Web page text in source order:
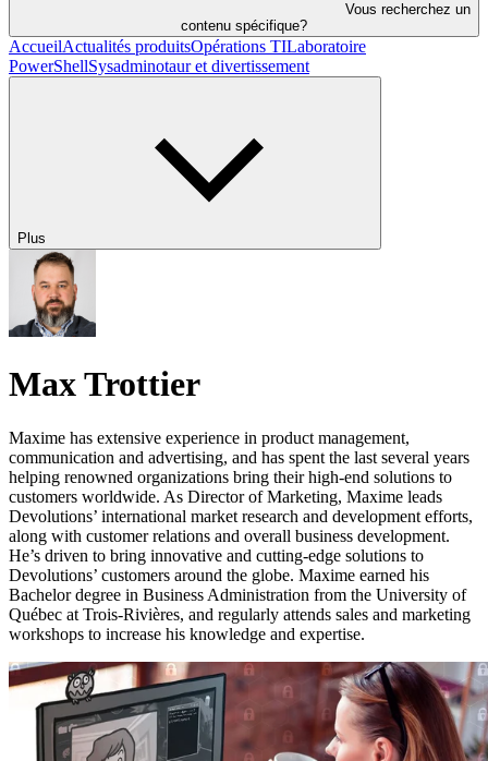
Vous recherchez un
contenu spécifique?
AccueilActualités produitsOpérations TILaboratoire
PowerShellSysadminotaur et divertissement
Plus
Max Trottier
Maxime has extensive experience in product management,
communication and advertising, and has spent the last several years
helping renowned organizations bring their high-end solutions to
customers worldwide. As Director of Marketing, Maxime leads
Devolutions’ international market research and development efforts,
along with customer relations and overall business development.
He’s driven to bring innovative and cutting-edge solutions to
Devolutions’ customers around the globe. Maxime earned his
Bachelor degree in Business Administration from the University of
Québec at Trois-Rivières, and regularly attends sales and marketing
workshops to increase his knowledge and expertise.